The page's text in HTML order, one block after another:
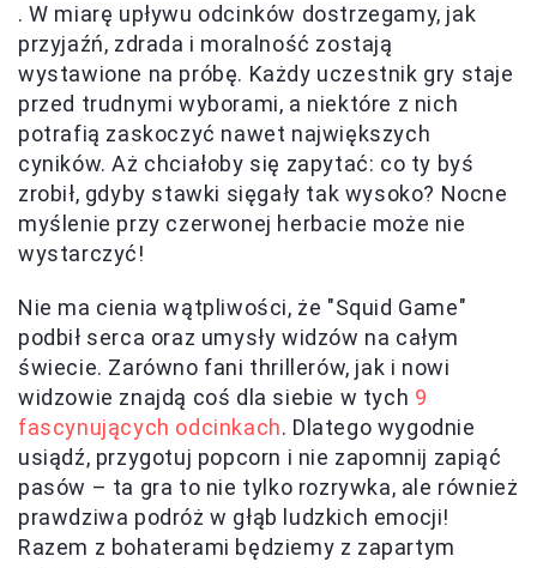
. W miarę upływu odcinków dostrzegamy, jak
przyjaźń, zdrada i moralność zostają
wystawione na próbę. Każdy uczestnik gry staje
przed trudnymi wyborami, a niektóre z nich
potrafią zaskoczyć nawet największych
cyników. Aż chciałoby się zapytać: co ty byś
zrobił, gdyby stawki sięgały tak wysoko? Nocne
myślenie przy czerwonej herbacie może nie
wystarczyć!
Nie ma cienia wątpliwości, że "Squid Game"
podbił serca oraz umysły widzów na całym
świecie. Zarówno fani thrillerów, jak i nowi
widzowie znajdą coś dla siebie w tych 9
fascynujących odcinkach. Dlatego wygodnie
usiądź, przygotuj popcorn i nie zapomnij zapiąć
pasów – ta gra to nie tylko rozrywka, ale również
prawdziwa podróż w głąb ludzkich emocji!
Razem z bohaterami będziemy z zapartym